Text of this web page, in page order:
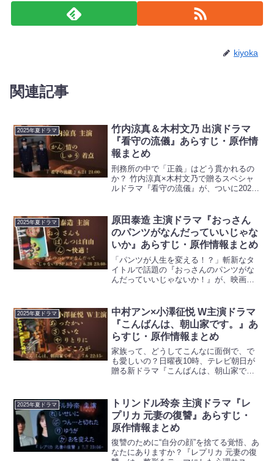
kiyoka
関連記事
2025年夏ドラマ
竹内涼真＆木村文乃 出演ドラマ
『看守の流儀』あらすじ・原作情
報まとめ
刑務所の中で「正義」はどう貫かれるの
か？ 竹内涼真×木村文乃で贈るスペシャ
ルドラマ『看守の流儀』が、ついに2025
間の内面にも深く迫る骨太なストーリー
が注目を集めて...
2025年夏ドラマ
原田泰造 主演ドラマ『おっさん
のパンツがなんだっていいじゃな
いか』あらすじ・原作情報まとめ
「パンツが人生を変える！？」斬新なタ
イトルで話題の『おっさんのパンツがな
んだっていいじゃないか！』が、映画公
ん”が、多様な価値観と出会い、自分らし
さを取り戻していく感...
2025年夏ドラマ
中村アン×小澤征悦 W主演ドラマ
『こんばんは、朝山家です。』あ
らすじ・原作情報まとめ
家族って、どうしてこんなに面倒で、で
も愛しいの？日曜夜10時、テレビ朝日が
贈る新ドラマ『こんばんは、朝山家で
の恋』の足立紳。日々の生活に疲れたあ
なたへ贈る、共感度MAX...
2025年夏ドラマ
トリンドル玲奈 主演ドラマ『レ
プリカ 元妻の復讐』あらすじ・
原作情報まとめ
復讐のために“自分の顔”を捨てる覚悟、あ
なたにありますか？『レプリカ 元妻の復